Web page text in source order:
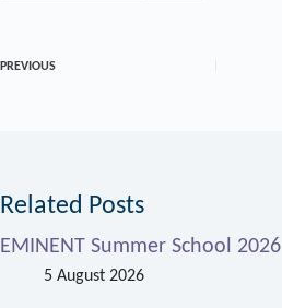
PREVIOUS
Related Posts
EMINENT Summer School 2026
5 August 2026